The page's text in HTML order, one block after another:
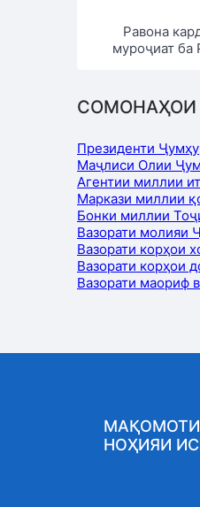
Равона
муроҷиат ба
Президенти
Маҷлиси Олии
Агентии миллии
Маркази миллии
Бонки миллии
Вазорати молияи
Вазорати корҳои
Вазорати корҳои
Вазорати маориф
НОҲИЯИ